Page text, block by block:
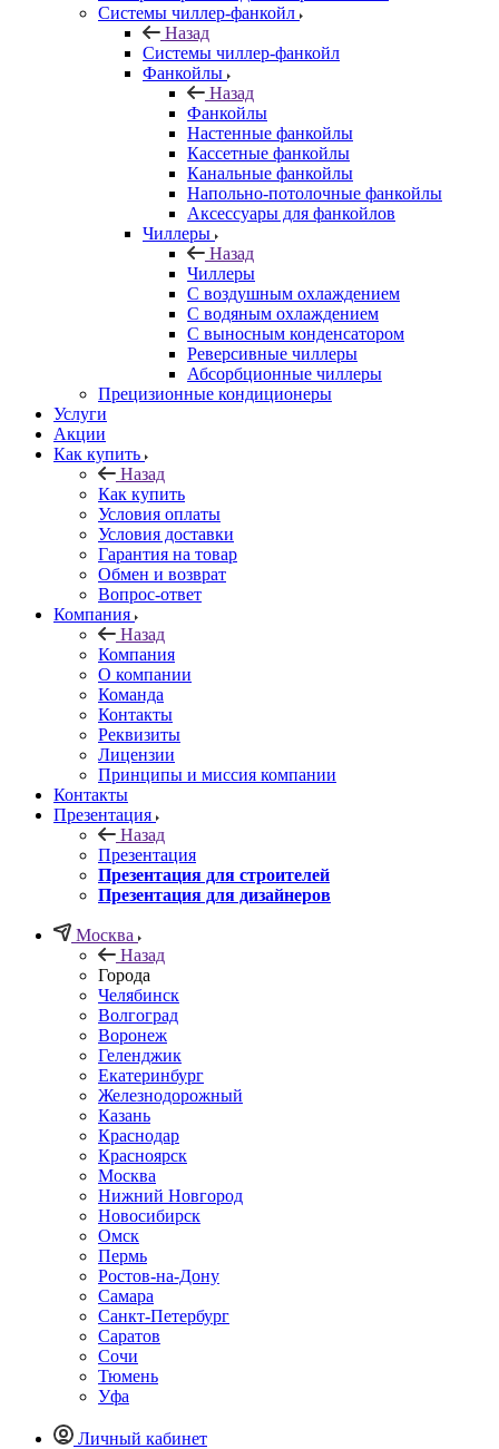
Системы чиллер-фанкойл
Назад
Системы чиллер-фанкойл
Фанкойлы
Назад
Фанкойлы
Настенные фанкойлы
Кассетные фанкойлы
Канальные фанкойлы
Напольно-потолочные фанкойлы
Аксессуары для фанкойлов
Чиллеры
Назад
Чиллеры
С воздушным охлаждением
С водяным охлаждением
С выносным конденсатором
Реверсивные чиллеры
Абсорбционные чиллеры
Прецизионные кондиционеры
Услуги
Акции
Как купить
Назад
Как купить
Условия оплаты
Условия доставки
Гарантия на товар
Обмен и возврат
Вопрос-ответ
Компания
Назад
Компания
О компании
Команда
Контакты
Реквизиты
Лицензии
Принципы и миссия компании
Контакты
Презентация
Назад
Презентация
Презентация для строителей
Презентация для дизайнеров
Москва
Назад
Города
Челябинск
Волгоград
Воронеж
Геленджик
Екатеринбург
Железнодорожный
Казань
Краснодар
Красноярск
Москва
Нижний Новгород
Новосибирск
Омск
Пермь
Ростов-на-Дону
Самара
Санкт-Петербург
Саратов
Сочи
Тюмень
Уфа
Личный кабинет